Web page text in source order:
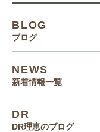
BLOG
ブログ
NEWS
新着情報一覧
DR
DR理恵のブログ